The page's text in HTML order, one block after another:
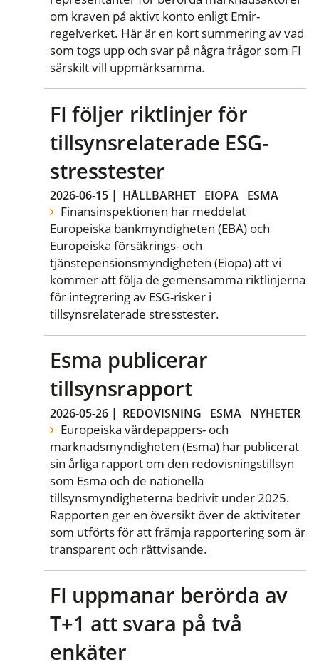
om kraven på aktivt konto enligt Emir-
regelverket. Här är en kort summering av vad
som togs upp och svar på några frågor som FI
särskilt vill uppmärksamma.
FI följer riktlinjer för
tillsynsrelaterade ESG-
stresstester
2026-06-15 | HÅLLBARHET EIOPA ESMA
Finansinspektionen har meddelat
Europeiska bankmyndigheten (EBA) och
Europeiska försäkrings- och
tjänstepensionsmyndigheten (Eiopa) att vi
kommer att följa de gemensamma riktlinjerna
för integrering av ESG-risker i
tillsynsrelaterade stresstester.
Esma publicerar
tillsynsrapport
2026-05-26 | REDOVISNING ESMA NYHETER
Europeiska värdepappers- och
marknadsmyndigheten (Esma) har publicerat
sin årliga rapport om den redovisningstillsyn
som Esma och de nationella
tillsynsmyndigheterna bedrivit under 2025.
Rapporten ger en översikt över de aktiviteter
som utförts för att främja rapportering som är
transparent och rättvisande.
FI uppmanar berörda av
T+1 att svara på två
enkäter